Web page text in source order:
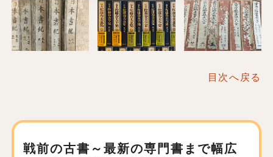
目次へ戻る
戦前の古書～最新の専門書まで幅広